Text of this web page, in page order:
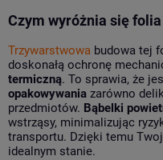
Czym wyróżnia się
Trzywarstwowa budowa tej
doskonałą ochronę
termiczną. To sprawia, że
opakowywania zarówno
przedmiotów. Bąbelki
wstrząsy, minimalizując
transportu. Dzięki temu
idealnym stanie.